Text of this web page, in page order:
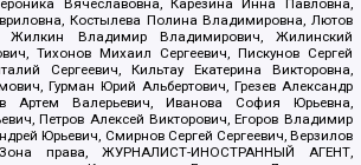
Вячеславовна, Карезина Инна Павловна,
Костылева Полина Владимировна, Лютов
Жилкин Владимир Владимирович, Жилинский
Тихонов Михаил Сергеевич, Пискунов Сергей
Сергеевич, Кильтау Екатерина Викторовна,
Гурман Юрий Альбертович, Грезев Александр
Артем Валерьевич, Иванова София Юрьевна,
Петров Алексей Викторович, Егоров Владимир
Юрьевич, Смирнов Сергей Сергеевич, Верзилов
права, ЖУРНАЛИСТ-ИНОСТРАННЫЙ АГЕНТ,